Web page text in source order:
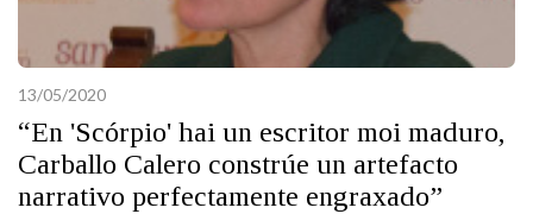
13/05/2020
“En 'Scórpio' hai un escritor moi maduro,
Carballo Calero constrúe un artefacto
narrativo perfectamente engraxado”